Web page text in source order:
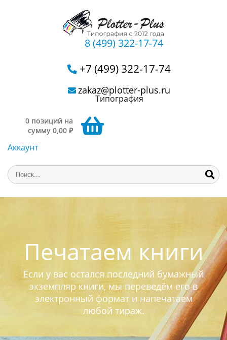
8 (499) 322-17-74
+7 (499) 322-17-74
zakaz@plotter-plus.ru
Типография
0 позиций на
сумму 0,00 ₽
Аккаунт
Печатаем книги
Если у вас остался последний бумажный
экземпляр книги, мы переведём его в
электронный формат и напечатаем
любой тираж.